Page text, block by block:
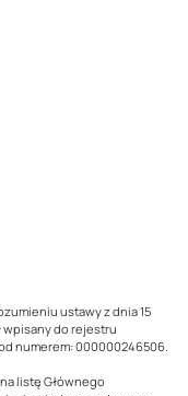
ustawy z dnia 15
wpisany do rejestru
numerem: 000000246506.
listę Głównego